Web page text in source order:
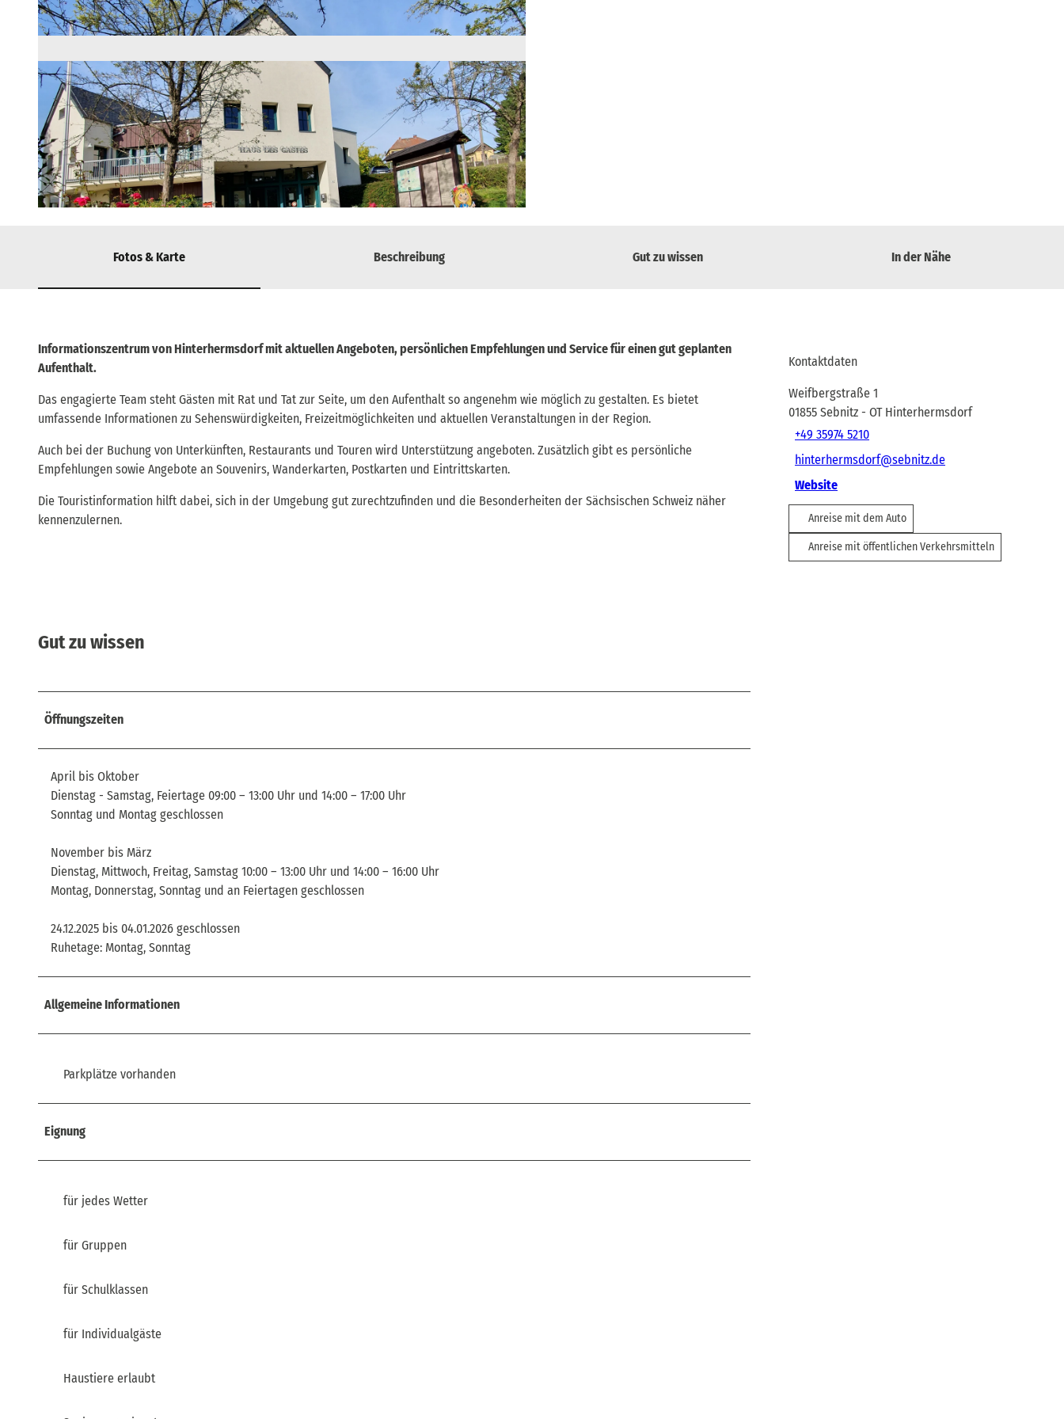
Fotos & Karte Beschreibung Gut zu wissen In der Nähe
Informationszentrum von Hinterhermsdorf mit aktuellen Angeboten, persönlichen Empfehlungen und Service für einen gut geplanten
Aufenthalt.
Das engagierte Team steht Gästen mit Rat und Tat zur Seite, um den Aufenthalt so angenehm wie möglich zu gestalten. Es bietet
umfassende Informationen zu Sehenswürdigkeiten, Freizeitmöglichkeiten und aktuellen Veranstaltungen in der Region.
Auch bei der Buchung von Unterkünften, Restaurants und Touren wird Unterstützung angeboten. Zusätzlich gibt es persönliche
Empfehlungen sowie Angebote an Souvenirs, Wanderkarten, Postkarten und Eintrittskarten.
Die Touristinformation hilft dabei, sich in der Umgebung gut zurechtzufinden und die Besonderheiten der Sächsischen Schweiz näher
kennenzulernen.
Gut zu wissen
Öffnungszeiten
April bis Oktober
Dienstag - Samstag, Feiertage 09:00 – 13:00 Uhr und 14:00 – 17:00 Uhr
Sonntag und Montag geschlossen
November bis März
Dienstag, Mittwoch, Freitag, Samstag 10:00 – 13:00 Uhr und 14:00 – 16:00 Uhr
Montag, Donnerstag, Sonntag und an Feiertagen geschlossen
24.12.2025 bis 04.01.2026 geschlossen
Ruhetage: Montag, Sonntag
Allgemeine Informationen
Parkplätze vorhanden
Eignung
für jedes Wetter
für Gruppen
für Schulklassen
für Individualgäste
Haustiere erlaubt
Kontaktdaten
Weifbergstraße 1
01855 Sebnitz - OT Hinterhermsdorf
+49 35974 5210
hinterhermsdorf@sebnitz.de
Website
Anreise mit dem Auto
Anreise mit öffentlichen Verkehrsmitteln